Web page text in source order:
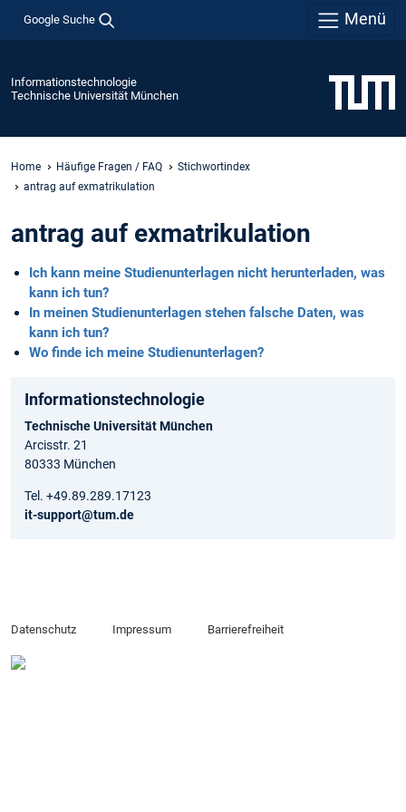
Google Suche Menü
Informationstechnologie
Technische Universität München
Home Häufige Fragen / FAQ
Stichwortindex
antrag auf exmatrikulation
antrag auf exmatrikulation
Ich kann meine Studienunterlagen nicht herunterladen, was
kann ich tun?
In meinen Studienunterlagen stehen falsche Daten, was
kann ich tun?
Wo finde ich meine Studienunterlagen?
Informationstechnologie
Technische Universität München
Arcisstr. 21
80333 München
Tel. +49.89.289.17123
it-support@tum.de
Datenschutz Impressum Barrierefreiheit